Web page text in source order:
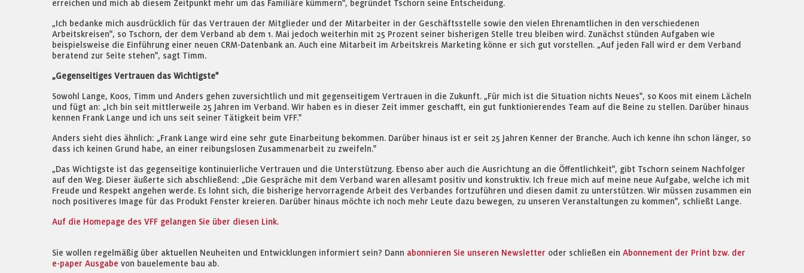
erreichen und mich ab diesem Zeitpunkt mehr um das Familiäre kümmern", begründet Tschorn seine Entscheidung.
„Ich bedanke mich ausdrücklich für das Vertrauen der Mitglieder und der Mitarbeiter in der Geschäftsstelle sowie den vielen Ehrenamtlichen in den verschiedenen
Arbeitskreisen", so Tschorn, der dem Verband ab dem 1. Mai jedoch weiterhin mit 25 Prozent seiner bisherigen Stelle treu bleiben wird. Zunächst stünden Aufgaben wie
beispielsweise die Einführung einer neuen CRM-Datenbank an. Auch eine Mitarbeit im Arbeitskreis Marketing könne er sich gut vorstellen. „Auf jeden Fall wird er dem Verband
beratend zur Seite stehen", sagt Timm.
„Gegenseitiges Vertrauen das Wichtigste"
Sowohl Lange, Koos, Timm und Anders gehen zuversichtlich und mit gegenseitigem Vertrauen in die Zukunft. „Für mich ist die Situation nichts Neues", so Koos mit einem Lächeln
und fügt an: „Ich bin seit mittlerweile 25 Jahren im Verband. Wir haben es in dieser Zeit immer geschafft, ein gut funktionierendes Team auf die Beine zu stellen. Darüber hinaus
kennen Frank Lange und ich uns seit seiner Tätigkeit beim VFF."
Anders sieht dies ähnlich: „Frank Lange wird eine sehr gute Einarbeitung bekommen. Darüber hinaus ist er seit 25 Jahren Kenner der Branche. Auch ich kenne ihn schon länger, so
dass ich keinen Grund habe, an einer reibungslosen Zusammenarbeit zu zweifeln."
„Das Wichtigste ist das gegenseitige kontinuierliche Vertrauen und die Unterstützung. Ebenso aber auch die Ausrichtung an die Öffentlichkeit", gibt Tschorn seinem Nachfolger
auf den Weg. Dieser äußerte sich abschließend: „Die Gespräche mit dem Verband waren allesamt positiv und konstruktiv. Ich freue mich auf meine neue Aufgabe, welche ich mit
Freude und Respekt angehen werde. Es lohnt sich, die bisherige hervorragende Arbeit des Verbandes fortzuführen und diesen damit zu unterstützen. Wir müssen zusammen ein
noch positiveres Image für das Produkt Fenster kreieren. Darüber hinaus möchte ich noch mehr Leute dazu bewegen, zu unseren Veranstaltungen zu kommen", schließt Lange.
Auf die Homepage des VFF gelangen Sie über diesen Link.
Sie wollen regelmäßig über aktuellen Neuheiten und Entwicklungen informiert sein? Dann abonnieren Sie unseren Newsletter oder schließen ein Abonnement der Print bzw. der
e-paper Ausgabe von bauelemente bau ab.